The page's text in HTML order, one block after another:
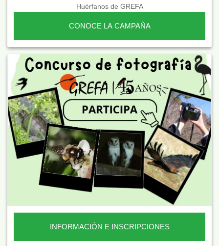
Huérfanos de GREFA
CONOCE LA CAMPAÑA
INFORMACIÓN E INSCRIPCIONES